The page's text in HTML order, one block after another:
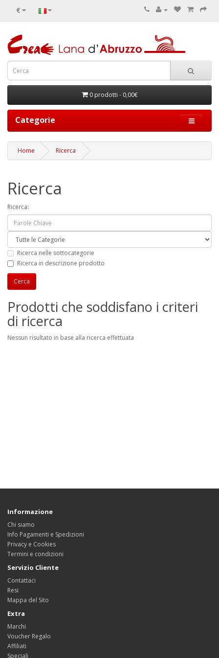
€
0 prodotti - 0,00€
Categorie
Home Ricerca
Ricerca
Ricerca:
Ricerca nelle sottocategorie
Ricerca in descrizione prodotto
Prodotti che soddisfano i criteri
di ricerca
Nessun risultato in base alla ricerca effettuata
Informazione
Chi siamo
Info Pagamenti e Spedizioni
Privacy e Cookies
Termini e condizioni
Servizio Cliente
Contattaci
Resi
Mappa del Sito
Extra
Marchi
Voucher Regalo
Affiliati
Speciali